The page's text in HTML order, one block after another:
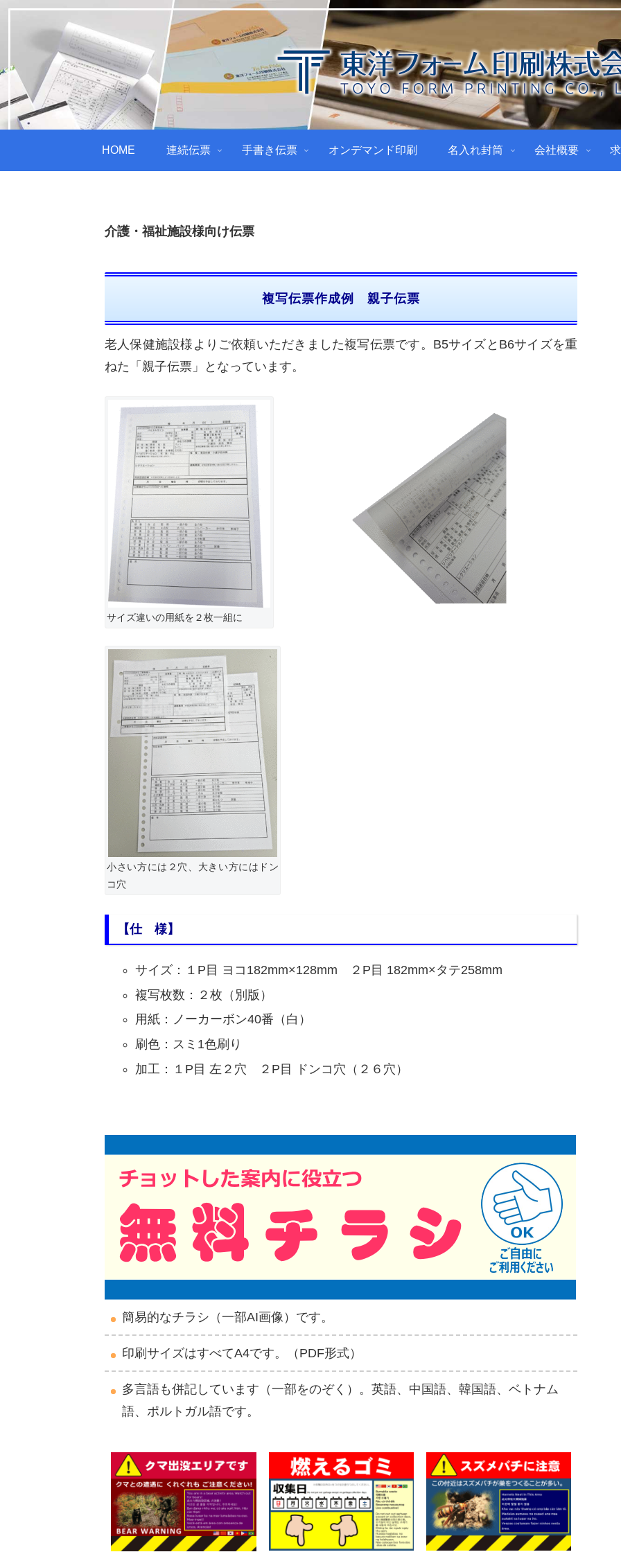
HOME 連続伝票 手書き伝票 オンデマンド印刷 名入れ封筒 会社概要
介護・福祉施設様向け伝票
複写伝票作成例 親子伝票
老人保健施設様よりご依頼いただきました複写伝票です。B5サイズとB6サイズを重
ねた「親子伝票」となっています。
サイズ違いの用紙を２枚一組に
小さい方には２穴、大きい方にはドン
コ穴
【仕 様】
サイズ：１P目 ヨコ182mm×128mm ２P目 182mm×タテ258mm
複写枚数：２枚（別版）
用紙：ノーカーボン40番（白）
刷色：スミ1色刷り
加工：１P目 左２穴 ２P目 ドンコ穴（２６穴）
簡易的なチラシ（一部AI画像）です。
印刷サイズはすべてA4です。（PDF形式）
多言語も併記しています（一部をのぞく）。英語、中国語、韓国語、ベトナム
語、ポルトガル語です。